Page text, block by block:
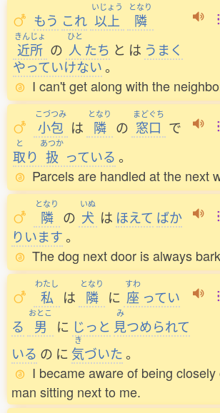
もう これ
いじょう
以上
となり
隣
きんじょ
近所 の
ひと
人たち と は うまく
やっていけない。
I can't get along with the
こづつみ
小包 は
となり
隣 の
まどぐち
窓口 で
と
取り
あつか
扱 っている 。
Parcels are handled at the next
となり
隣 の
いぬ
犬 は ほえて ばか
りいます。
The dog next door is always
わたし
私 は
となり
隣 に
すわ
座 ってい
る
おとこ
男 に じっと
み
見つめられて
いる の に
き
気づいた。
I became aware of being
man sitting next to me.